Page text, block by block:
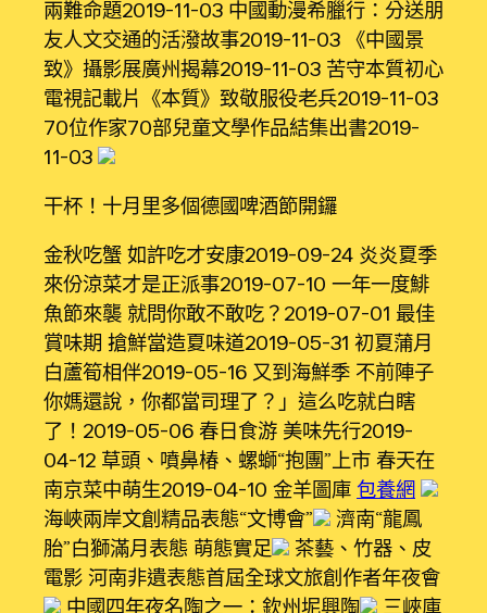
兩難命題2019-11-03 中國動漫希臘行：分送朋
友人文交通的活潑故事2019-11-03 《中國景
致》攝影展廣州揭幕2019-11-03 苦守本質初心
電視記載片《本質》致敬服役老兵2019-11-03
70位作家70部兒童文學作品結集出書2019-
11-03
干杯！十月里多個德國啤酒節開鑼
金秋吃蟹 如許吃才安康2019-09-24 炎炎夏季
來份涼菜才是正派事2019-07-10 一年一度鯡
魚節來襲 就問你敢不敢吃？2019-07-01 最佳
賞味期 搶鮮當造夏味道2019-05-31 初夏蒲月
白蘆筍相伴2019-05-16 又到海鮮季 不前陣子
你媽還說，你都當司理了？」這么吃就白瞎
了！2019-05-06 春日食游 美味先行2019-
04-12 草頭、噴鼻椿、螺螄“抱團”上市 春天在
南京菜中萌生2019-04-10 金羊圖庫 包養網
海峽兩岸文創精品表態“文博會”
濟南“龍鳳
胎”白獅滿月表態 萌態實足
茶藝、竹器、皮
電影 河南非遺表態首屆全球文旅創作者年夜會
中國四年夜名陶之一：欽州坭興陶
三峽庫